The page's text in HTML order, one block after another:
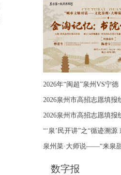
2026年“闽超”泉州VS宁德
数字报